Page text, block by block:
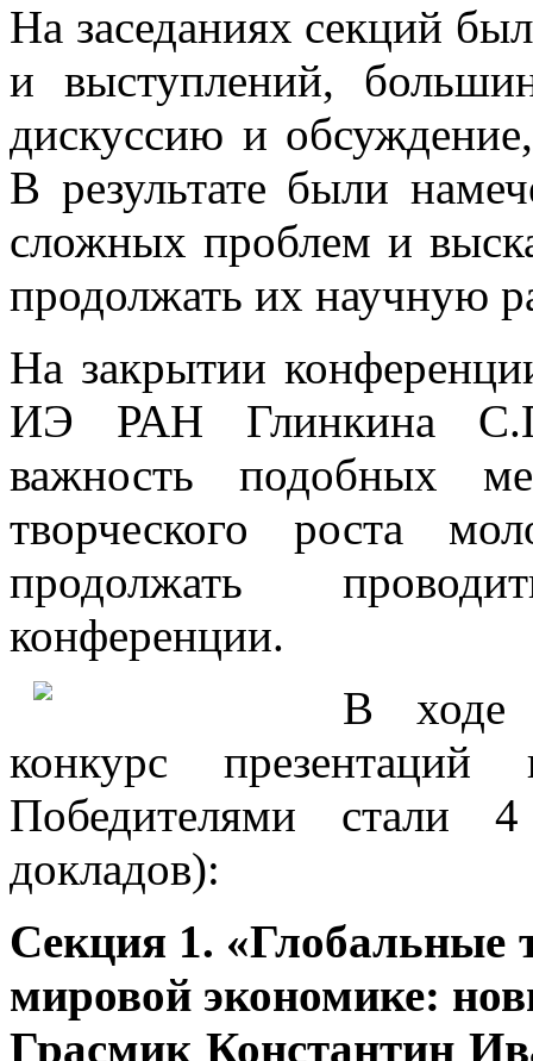
На заседаниях секций
и выступлений,
дискуссию и
В результате были
сложных проблем и
продолжать их научную
На закрытии
ИЭ РАН Глинкина
важность подобных
творческого роста
продолжать
конференции.
В ходе
конкурс презентаций
Победителями стали
докладов):
Секция 1. «Глобальные
мировой экономике:
Грасмик Константин